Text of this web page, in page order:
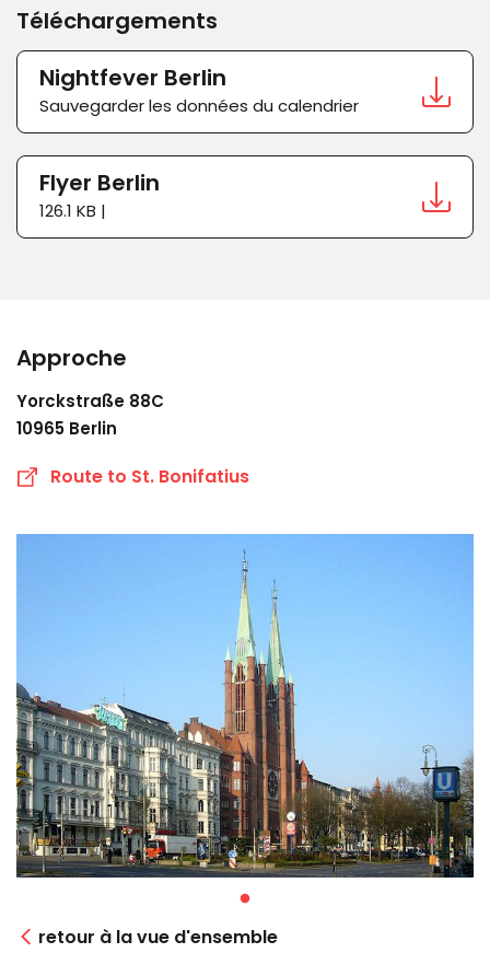
Téléchargements
Nightfever Berlin
Sauvegarder les données du calendrier
Flyer Berlin
126.1 KB |
Approche
Yorckstraße 88C
10965 Berlin
Route to St. Bonifatius
retour à la vue d'ensemble